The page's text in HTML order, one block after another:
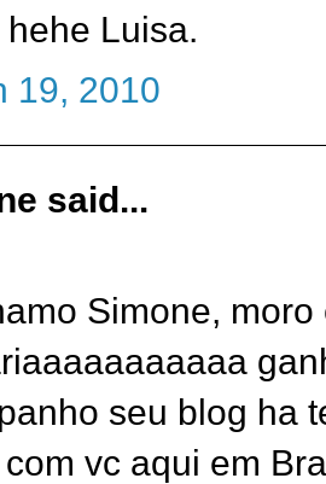
hehe Luisa.
19, 2010
said...
Simone,
seu blog ha
vc aqui em